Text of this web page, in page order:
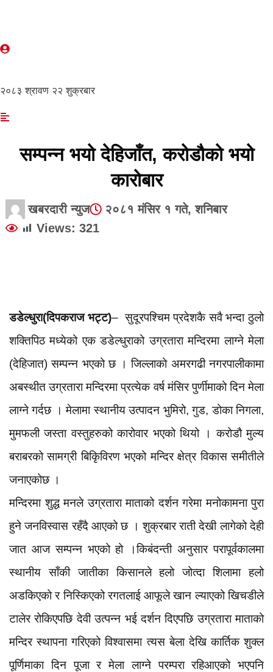
२०८३ श्रावण २२ शुक्रबार
सम्पन्न भयो देहिजाँत, करोडौको भयो
कारोबार
खबरदारी न्युज
२०८१ मंसिर १ गते, शनिबार
Views: 321
डडेल्धुरा(दिपकराज भट्ट)– सुदूरपश्चिम प्रदेशकै सवै भन्दा ठुलो
शक्तिपिठ मध्येको एक डडेल्धुराको उग्रतारा मन्दिरमा लाग्ने मेला
(देहिजात) सम्पन्न भएको छ । जिल्लाको अमरगढी नगरपालीकामा
अबस्थीत उग्रतारा मन्दिरमा प्रत्येक वर्ष मंसिर पुर्णीमाको दिन मेला
लाग्ने गर्दछ । मेलामा स्थानीय उत्पादन भुमिरो, गुड, डोका निगला,
मुमफली जस्ता वस्तुहरुको कारोवार भएको थियो । करोडौ मुल्य
बराबरको सामग्री बिकिृविरण भएको मन्दिर क्षेत्र विकास समीतीले
जनाएकोछ ।
मन्दिरमा शुद्ध मनले उग्रतारा माताको दर्शन गरेमा मनोकामना पुरा
हुने जनविस्वास रहँदै आएको छ । शुक्रबार राती देखी लागेको देही
जात आज सम्पन्न भएको हो ।किबंदन्ती अनुसार परापूर्वकालमा
स्थानीय साँकी जातीका किसानले हलो जोत्दा शिलामा हलो
अडकिएको र निस्किएको रगतलाई आफूले खान ल्याएको खिचडीले
टालेर रोकिएपछि देवी उत्पन्न भई दर्शन दिएपछि उग्रतारा माताको
मन्दिर स्थापना गरिएको विश्वासमा त्यस बेला देखि कार्तिक शुक्ल
पूर्णिमाका दिन पूजा र मेला लाग्ने परम्परा रहिआएको भएपनि